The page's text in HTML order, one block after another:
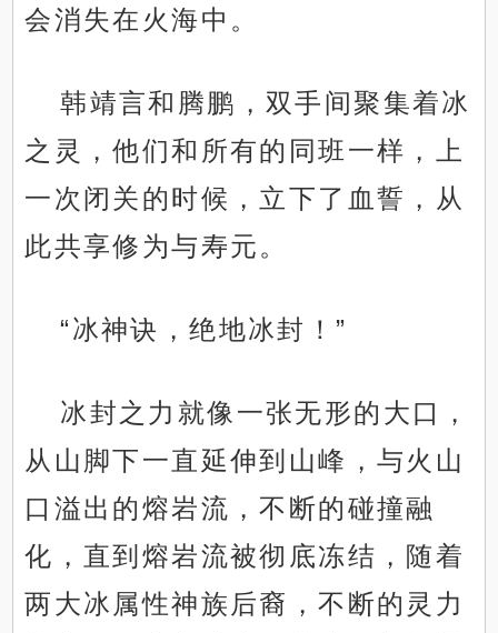
会消失在火海中。
韩靖言和腾鹏，双手间聚集着冰
之灵，他们和所有的同班一样，上
一次闭关的时候，立下了血誓，从
此共享修为与寿元。
“冰神诀，绝地冰封！”
冰封之力就像一张无形的大口，
从山脚下一直延伸到山峰，与火山
口溢出的熔岩流，不断的碰撞融
化，直到熔岩流被彻底冻结，随着
两大冰属性神族后裔，不断的灵力